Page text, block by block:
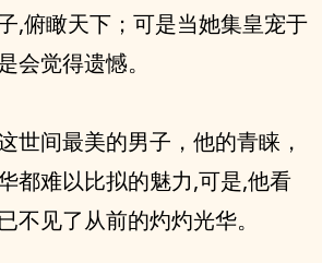
,俯瞰天下；可是当她集皇宠于
会觉得遗憾。
世间最美的男子，他的青睐，
都难以比拟的魅力,可是,他看
不见了从前的灼灼光华。